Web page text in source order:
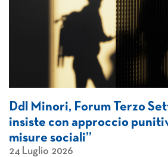
Ddl Minori, Forum Terzo
insiste con approccio
misure sociali”
24 Luglio 2026